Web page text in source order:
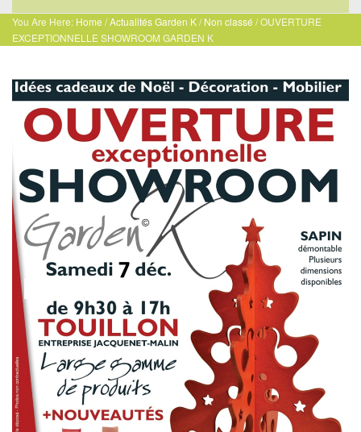
You Are Here: Home /Actualités Garden K/Non classé /OUVERTURE
EXCEPTIONNELLE SHOWROOM GARDEN K